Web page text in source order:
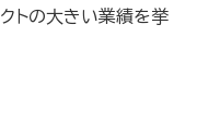
トの大きい業績を挙